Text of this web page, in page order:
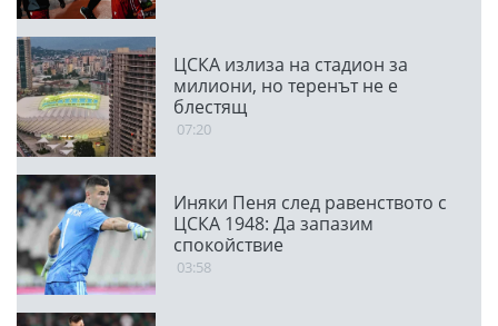
ЦСКА излиза на стадион за
милиони, но теренът не е
блестящ
07:20
Иняки Пеня след равенството с
ЦСКА 1948: Да запазим
спокойствие
03:58